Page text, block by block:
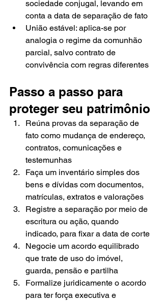
sociedade conjugal, levando em
conta a data de separação de fato
União estável: aplica-se por
analogia o regime da comunhão
parcial, salvo contrato de
convivência com regras diferentes
Passo a passo para
proteger seu patrimônio
Reúna provas da separação de
fato como mudança de endereço,
contratos, comunicações e
testemunhas
Faça um inventário simples dos
bens e dívidas com documentos,
matrículas, extratos e valorações
Registre a separação por meio de
escritura ou ação, quando
indicado, para fixar a data de corte
Negocie um acordo equilibrado
que trate de uso do imóvel,
guarda, pensão e partilha
Formalize juridicamente o acordo
para ter força executiva e